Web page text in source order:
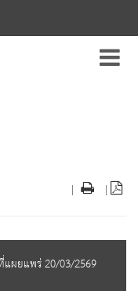
| |
แผยแพร่ 20/03/2569